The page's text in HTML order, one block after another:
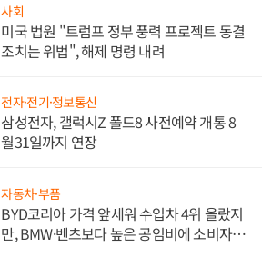
사회
미국 법원 "트럼프 정부 풍력 프로젝트 동결
조치는 위법", 해제 명령 내려
전자·전기·정보통신
삼성전자, 갤럭시Z 폴드8 사전예약 개통 8
월31일까지 연장
자동차·부품
BYD코리아 가격 앞세워 수입차 4위 올랐지
만, BMW·벤츠보다 높은 공임비에 소비자